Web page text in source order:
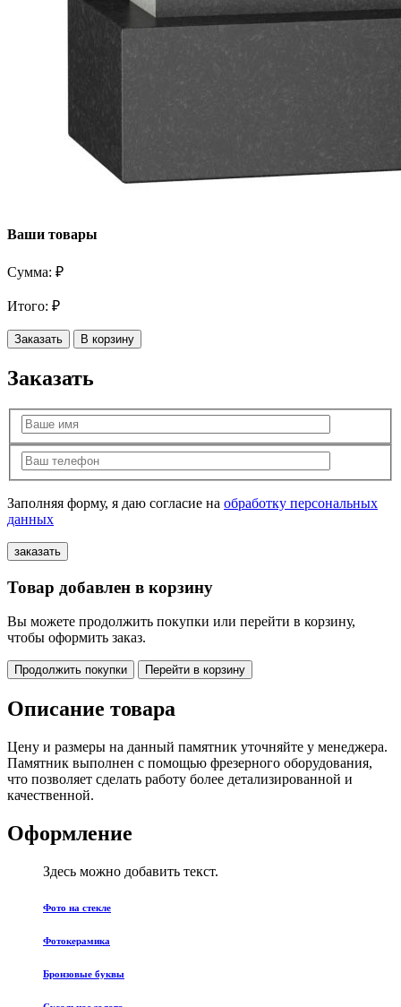
Ваши товары
Сумма: ₽
Итого: ₽
Заказать В корзину
Заказать
Заполняя форму, я даю согласие на обработку персональных
данных
Товар добавлен в корзину
Вы можете продолжить покупки или перейти в корзину,
чтобы оформить заказ.
Продолжить покупки Перейти в корзину
Описание товара
Цену и размеры на данный памятник уточняйте у менеджера.
Памятник выполнен с помощью фрезерного оборудования,
что позволяет сделать работу более детализированной и
качественной.
Оформление
Здесь можно добавить текст.
Фото на стекле
Фотокерамика
Бронзовые буквы